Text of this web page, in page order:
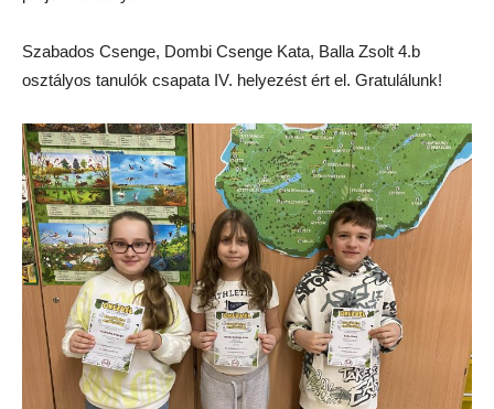
Szabados Csenge, Dombi Csenge Kata, Balla Zsolt 4.b
osztályos tanulók csapata IV. helyezést ért el. Gratulálunk!